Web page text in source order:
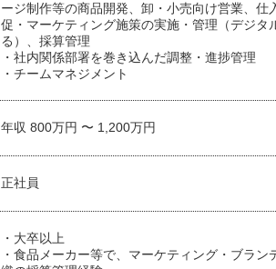
ージ制作等の商品開発、卸・小売向け営業、仕
促・マーケティング施策の実施・管理（デジタ
る）、採算管理
・社内関係部署を巻き込んだ調整・進捗管理
・チームマネジメント
年収 800万円 〜 1,200万円
正社員
・大卒以上
・食品メーカー等で、マーケティング・ブラ